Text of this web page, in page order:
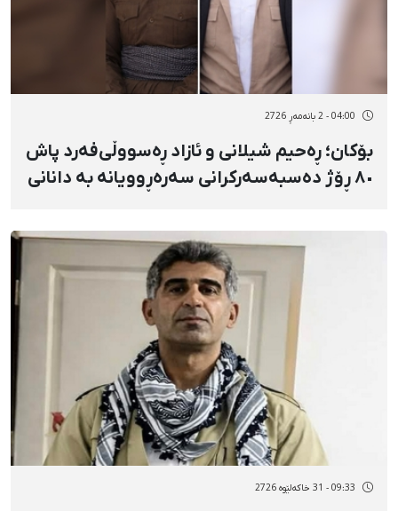
04:00 - 2 بانەمەڕ 2726
بۆکان؛ ڕەحیم شیلانی و ئازاد ڕەسووڵی‌فەرد پاش
٨٠ ڕۆژ دەسبەسەرکرانی سەرەڕوویانە بە دانانی
09:33 - 31 خاکەلێوه 2726